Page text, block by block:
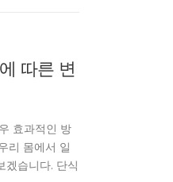
따른 변
효과적인 방
리 몸에서 일
겠습니다. 단식